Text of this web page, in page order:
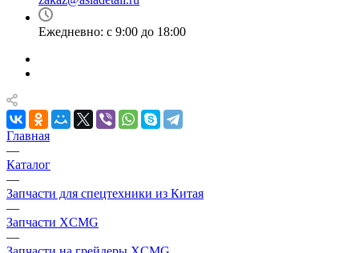
Ежедневно: с 9:00 до 18:00
Главная
—
Каталог
—
Запчасти для спецтехники из Китая
—
Запчасти XCMG
—